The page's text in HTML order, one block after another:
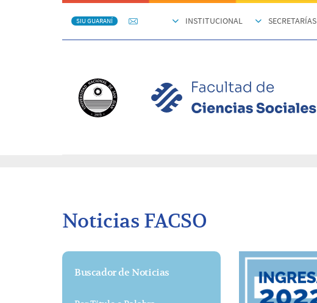
SIU GUARANÍ INSTITUCIONAL SECRETARÍAS
Noticias FACSO
Buscador de Noticias